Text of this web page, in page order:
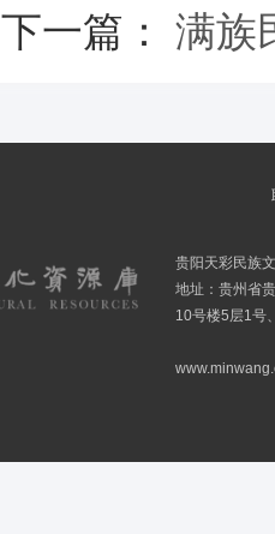
下一篇： 满族
贵阳天彩民族
地址：贵州省
10号楼5层1号